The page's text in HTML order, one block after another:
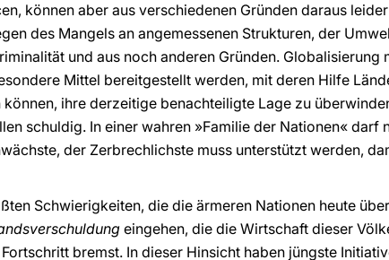
können aber aus verschiedenen Gründen daraus
des Mangels an angemessenen Strukturen, der
und aus noch anderen Gründen. Globalisierung
Mittel bereitgestellt werden, mit deren Hilfe
ihre derzeitige benachteiligte Lage zu
schuldig. In einer wahren »Familie der Nationen« darf
der Zerbrechlichste muss unterstützt werden,
Schwierigkeiten, die die ärmeren Nationen heute
eingehen, die die Wirtschaft dieser
bremst. In dieser Hinsicht haben jüngste